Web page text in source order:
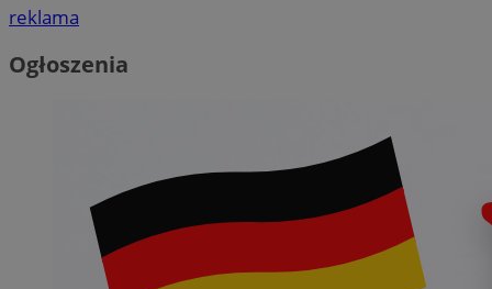
reklama
Ogłoszenia